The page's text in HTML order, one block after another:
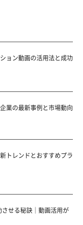
ョン動画の活用法と成功
業の最新事例と市場動向
トレンドとおすすめプラ
せる秘訣｜動画活用が